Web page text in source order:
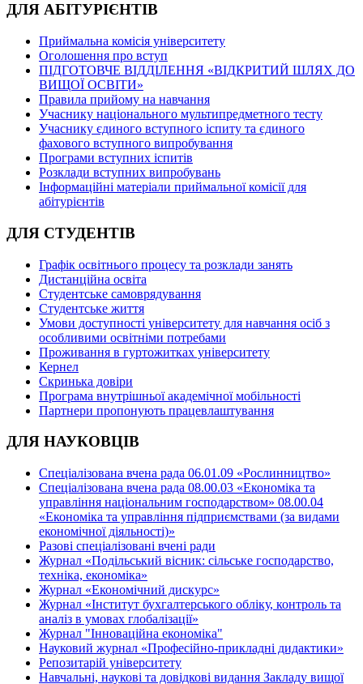
ДЛЯ АБІТУРІЄНТІВ
Приймальна комісія університету
Оголошення про вступ
ПІДГОТОВЧЕ ВІДДІЛЕННЯ «ВІДКРИТИЙ ШЛЯХ ДО
ВИЩОЇ ОСВІТИ»
Правила прийому на навчання
Учаснику національного мультипредметного тесту
Учаснику єдиного вступного іспиту та єдиного
фахового вступного випробування
Програми вступних іспитів
Розклади вступних випробувань
Інформаційні матеріали приймальної комісії для
абітурієнтів
ДЛЯ СТУДЕНТІВ
Графік освітнього процесу та розклади занять
Дистанційна освіта
Студентське самоврядування
Студентське життя
Умови доступності університету для навчання осіб з
особливими освітніми потребами
Проживання в гуртожитках університету
Кернел
Скринька довіри
Програма внутрішньої академічної мобільності
Партнери пропонують працевлаштування
ДЛЯ НАУКОВЦІВ
Спеціалізована вчена рада 06.01.09 «Рослинництво»
Спеціалізована вчена рада 08.00.03 «Економіка та
управління національним господарством» 08.00.04
«Економіка та управління підприємствами (за видами
економічної діяльності)»
Разові спеціалізовані вчені ради
Журнал «Подільський вісник: сільське господарство,
техніка, економіка»
Журнал «Економічний дискурс»
Журнал «Інститут бухгалтерського обліку, контроль та
аналіз в умовах глобалізації»
Журнал "Інноваційна економіка"
Науковий журнал «Професійно-прикладні дидактики»
Репозитарій університету
Навчальні, наукові та довідкові видання Закладу вищої